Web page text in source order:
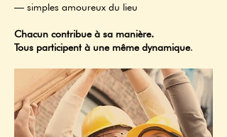
— simples amoureux du lieu
Chacun contribue à sa manière.
Tous participent à une même dynamique.